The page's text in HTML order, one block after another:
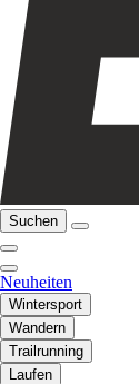
Suchen
Neuheiten
Wintersport
Wandern
Trailrunning
Laufen